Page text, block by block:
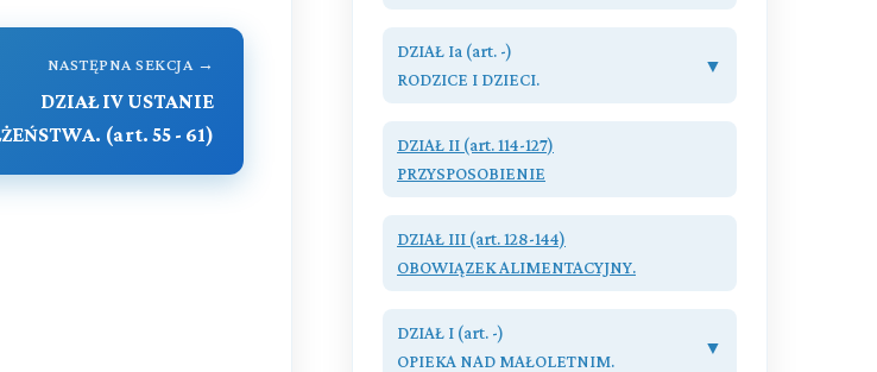
NASTĘPNA SEKCJA →
DZIAŁ IV USTANIE
(art. 55 - 61)
Przeczytaj zawartość działu
DZIAŁ Ia (art. -)
RODZICE I DZIECI.
▼
Rozdział I. (art. 61 - 86)
Pochodzenie dziecka.
Stosunki między rodzicami a dziećmi
DZIAŁ II (art. 114-127)
PRZYSPOSOBIENIE
Przeczytaj zawartość działu
DZIAŁ III (art. 128-144)
OBOWIĄZEK ALIMENTACYJNY.
Przeczytaj zawartość działu
DZIAŁ I (art. -)
OPIEKA NAD MAŁOLETNIM.
▼